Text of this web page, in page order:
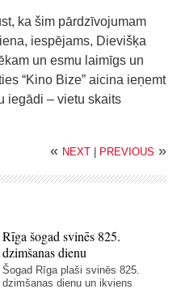
ka šim pārdzīvojumam
iespējams, Dievišķa
un esmu laimīgs un
“Kino Bize” aicina ieņemt
iegādi – vietu skaits
« NEXT PREVIOUS »
Rīga šogad svinēs 825.
dzimšanas dienu
Šogad Rīga plaši svinēs 825.
dzimšanas dienu un ikviens